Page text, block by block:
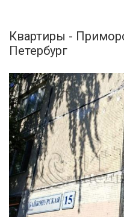
Квартиры -
Петербург